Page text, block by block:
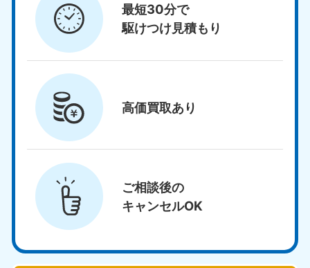
最短30分で
駆けつけ見積もり
高価買取あり
ご相談後の
キャンセルOK